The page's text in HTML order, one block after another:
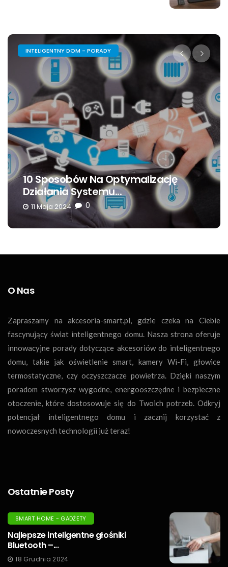
INTELIGENTNY DOM - PORADY
Poradnik: Instalacja Głowicy
Termostatycznej Do...
7 Września 2023 0
O Nas
Zapraszamy na akcesoria-smart.pl, gdzie czeka na Ciebie
fascynujący świat inteligentnego domu. Nasza strona oferuje
innowacyjne porady dotyczące akcesoriów do inteligentnego
domu, takie jak oświetlenie smart, kamery Wi-Fi, głowice
termostatyczne, czy oczyszczacze powietrza. Dzięki naszym
poradom stworzysz wygodne, energooszczędne i bezpieczne
otoczenie, które dostosowuje się do Twoich potrzeb. Odkryj
potencjał inteligentnego domu i zacznij korzystać z
nowoczesnych technologii już teraz!
Ostatnie Posty
SMART HOME - GADŻETY
Najlepsze inteligentne głośniki
Bluetooth –...
18 Grudnia 2024